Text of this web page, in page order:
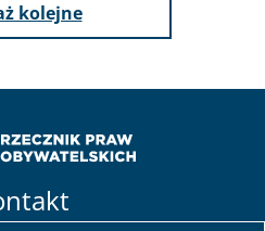
kolejne